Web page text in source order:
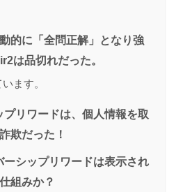
的に「全問正解」となり強
は品切れだった。
ます。
リワードは、個人情報を取
欺だった！
シップリワードは表示され
組みか？